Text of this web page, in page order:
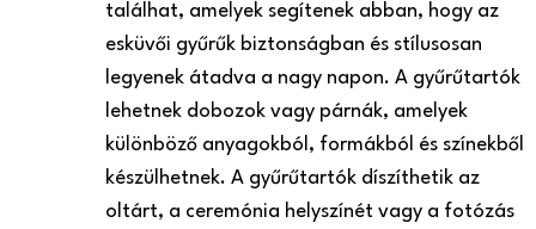
találhat, amelyek segítenek abban, hogy az
esküvői gyűrűk biztonságban és stílusosan
legyenek átadva a nagy napon. A gyűrűtartók
lehetnek dobozok vagy párnák, amelyek
különböző anyagokból, formákból és színekből
készülhetnek. A gyűrűtartók díszíthetik az
oltárt, a ceremónia helyszínét vagy a fotózás